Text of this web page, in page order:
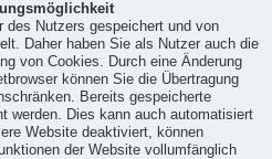
des Nutzers gespeichert und von
Daher haben Sie als Nutzer auch die
von Cookies. Durch eine Änderung
können Sie die Übertragung
Bereits gespeicherte
werden. Dies kann auch automatisiert
Website deaktiviert, können
der Website vollumfänglich